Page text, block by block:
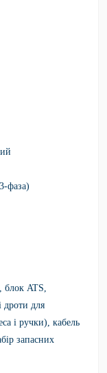
фаза)
блок ATS,
дроти для
і ручки), кабель
запасних